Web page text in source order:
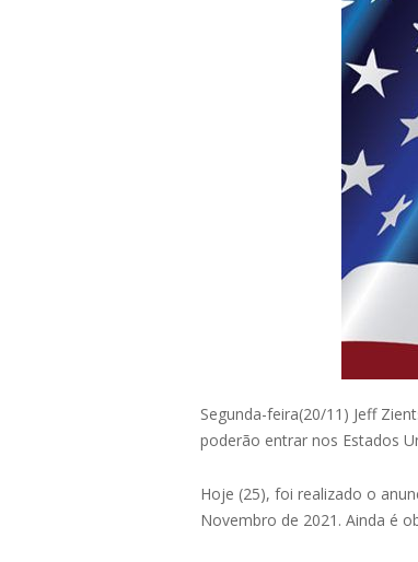
Segunda-feira(20/11) Jeff
poderão entrar nos Estados
Hoje (25), foi realizado o
Novembro de 2021. Ainda é